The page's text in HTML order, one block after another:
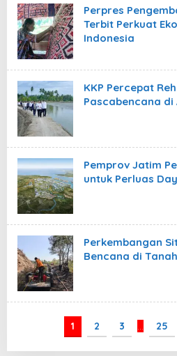
Perpres
Terbit Perkuat
Indonesia
KKP Percepat
Pascabencana di
Pemprov Jatim
untuk Perluas
Perkembangan
Bencana di
1 2 3 … 25